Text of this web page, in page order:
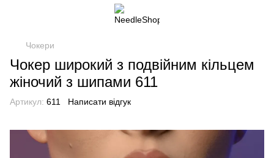
Чокери
Чокер широкий з подвійним кільцем
жіночий з шипами 611
Артикул: 611 Написати відгук